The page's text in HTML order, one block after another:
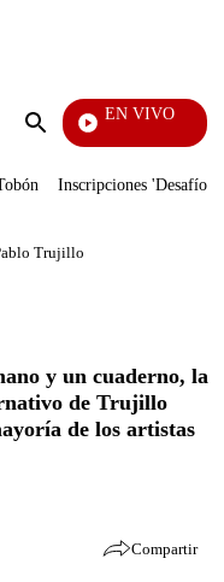
Enviar
EN VIVO
Vecinos
Inscripciones 'Desafío'
Trujillo
y un cuaderno, la
de Trujillo
de los artistas
Compartir